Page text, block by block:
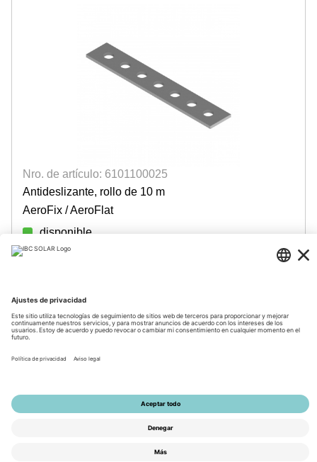
Nro. de artículo: 6101100025
Antideslizante, rollo de 10 m
AeroFix / AeroFlat
disponible
© 2026 by IBC SOLAR AG
Información corporativa
Información de privacidad
Accesibilidad
La configuración de privacidad